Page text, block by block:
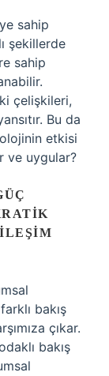
sahip
şekillerde
sahip
çelişkileri,
Bu da
etkisi
ve uygular?
bakış
çıkar.
bakış